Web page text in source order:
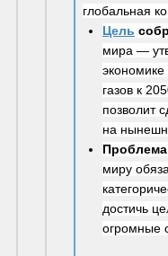
глобальная
Цель
мира —
газов к
позволит
на
Проблема
миру
достичь
огромные